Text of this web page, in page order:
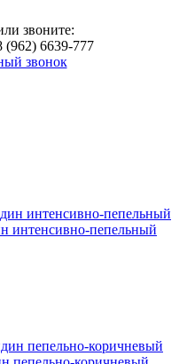
звоните:
(962) 6639-777
звонок
интенсивно-пепельный